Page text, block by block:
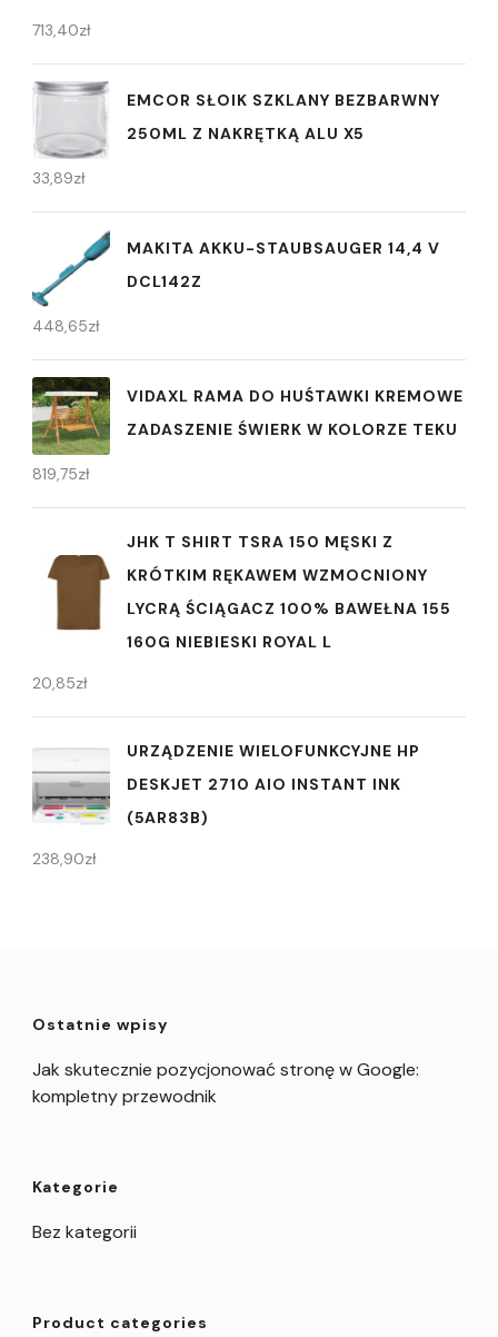
713,40zł
EMCOR SŁOIK SZKLANY BEZBARWNY
250ML Z NAKRĘTKĄ ALU X5
33,89zł
MAKITA AKKU-STAUBSAUGER 14,4 V
DCL142Z
448,65zł
VIDAXL RAMA DO HUŚTAWKI KREMOWE
ZADASZENIE ŚWIERK W KOLORZE TEKU
819,75zł
JHK T SHIRT TSRA 150 MĘSKI Z
KRÓTKIM RĘKAWEM WZMOCNIONY
LYCRĄ ŚCIĄGACZ 100% BAWEŁNA 155
160G NIEBIESKI ROYAL L
20,85zł
URZĄDZENIE WIELOFUNKCYJNE HP
DESKJET 2710 AIO INSTANT INK
(5AR83B)
238,90zł
Ostatnie wpisy
Jak skutecznie pozycjonować stronę w Google:
kompletny przewodnik
Kategorie
Bez kategorii
Product categories